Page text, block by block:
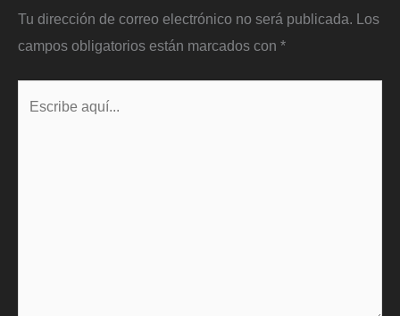
Tu dirección de correo electrónico no será publicada. Los
campos obligatorios están marcados con *